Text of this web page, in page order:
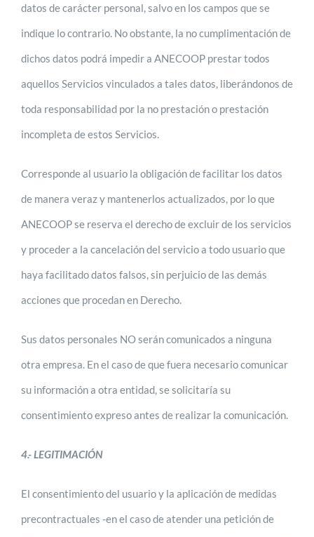
datos de carácter personal, salvo en los campos que se
indique lo contrario. No obstante, la no cumplimentación de
dichos datos podrá impedir a ANECOOP prestar todos
aquellos Servicios vinculados a tales datos, liberándonos de
toda responsabilidad por la no prestación o prestación
incompleta de estos Servicios.
Corresponde al usuario la obligación de facilitar los datos
de manera veraz y mantenerlos actualizados, por lo que
ANECOOP se reserva el derecho de excluir de los servicios
y proceder a la cancelación del servicio a todo usuario que
haya facilitado datos falsos, sin perjuicio de las demás
acciones que procedan en Derecho.
Sus datos personales NO serán comunicados a ninguna
otra empresa. En el caso de que fuera necesario comunicar
su información a otra entidad, se solicitaría su
consentimiento expreso antes de realizar la comunicación.
4.- LEGITIMACIÓN
El consentimiento del usuario y la aplicación de medidas
precontractuales -en el caso de atender una petición de